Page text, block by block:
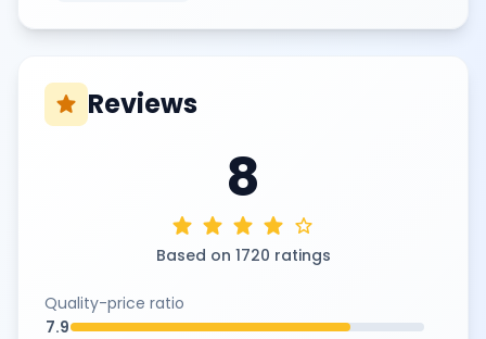
star Reviews
8
star star star star star
Based on 1720 ratings
Quality-price ratio
7.9